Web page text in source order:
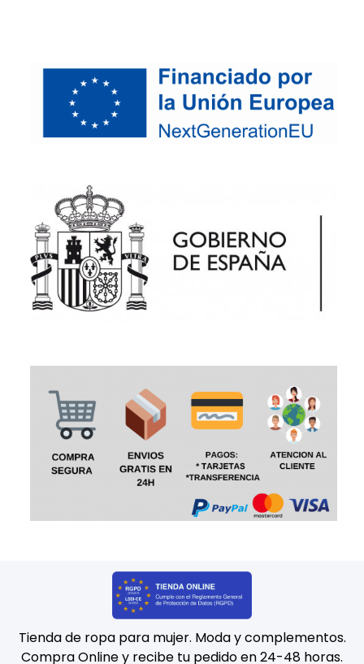
Tienda de ropa para mujer. Moda y complementos.
Compra Online y recibe tu pedido en 24-48 horas.